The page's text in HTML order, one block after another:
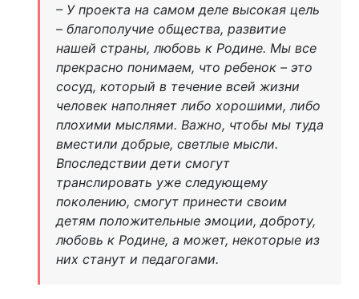
– У проекта на самом деле высокая цель
– благополучие общества, развитие
нашей страны, любовь к Родине. Мы все
прекрасно понимаем, что ребенок – это
сосуд, который в течение всей жизни
человек наполняет либо хорошими, либо
плохими мыслями. Важно, чтобы мы туда
вместили добрые, светлые мысли.
Впоследствии дети смогут
транслировать уже следующему
поколению, смогут принести своим
детям положительные эмоции, доброту,
любовь к Родине, а может, некоторые из
них станут и педагогами.